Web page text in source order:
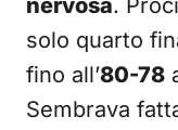
nervosa.
solo quarto
fino all’80-78
Sembrava